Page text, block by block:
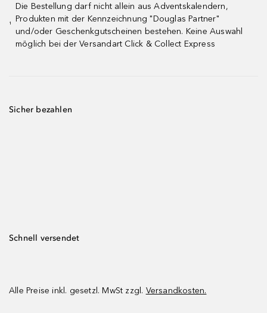
¹
Die Bestellung darf nicht allein aus Adventskalendern,
Produkten mit der Kennzeichnung "Douglas Partner"
und/oder Geschenkgutscheinen bestehen. Keine Auswahl
möglich bei der Versandart Click & Collect Express
Sicher bezahlen
Schnell versendet
Alle Preise inkl. gesetzl. MwSt zzgl. Versandkosten.